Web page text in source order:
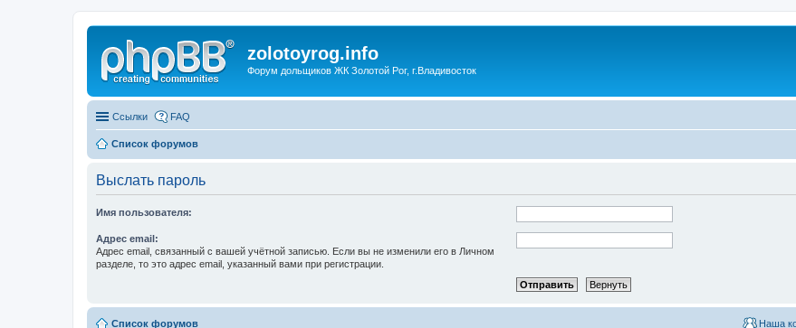
zolotoyrog.info
Форум дольщиков ЖК Золотой Рог, г.Владивосток
Ссылки FAQ
Список форумов
Выслать пароль
Имя пользователя:
Адрес email:
Адрес email, связанный с вашей учётной записью. Если вы не изменили его в Личном
разделе, то это адрес email, указанный вами при регистрации.
Список форумов Наша